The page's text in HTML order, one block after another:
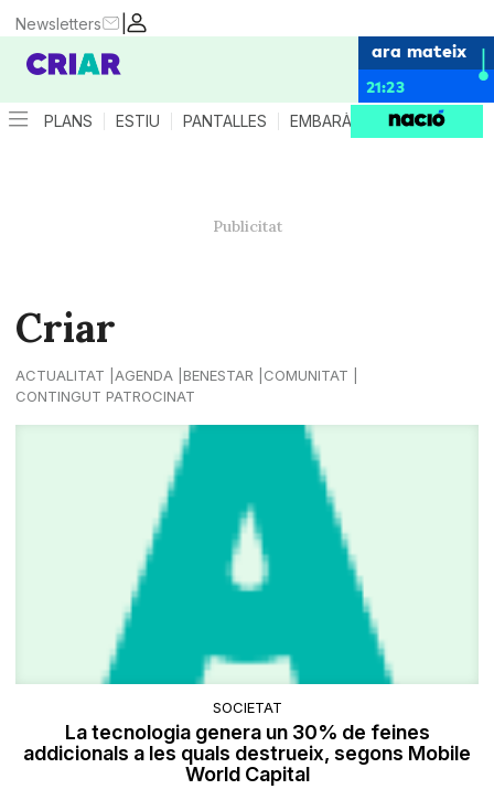
|
Newsletters
ara mateix
21:23
PLANS ESTIU PANTALLES EMBARÀS CRIANÇA
Criar
ACTUALITAT AGENDA BENESTAR
COMUNITAT
CONTINGUT PATROCINAT
SOCIETAT
La tecnologia genera un 30% de feines
addicionals a les quals destrueix, segons Mobile
World Capital